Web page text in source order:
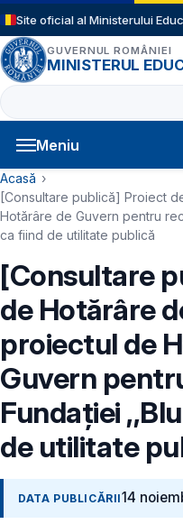
Sari la conținutul principal
Site oficial al Ministerului
GUVERNUL ROMÂNIEI
MINISTERUL
Caută
Meniu
Navigație
Cale de navigare
Acasă
[Consultare publică] Proiect
Hotărâre de Guvern pentru
ca fiind de utilitate publică
[Consultare
de Hotărâre
proiectul de
Guvern
Fundației
de utilitate
DATA PUBLICĂRII14